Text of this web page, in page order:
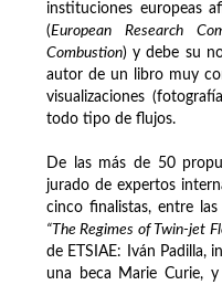
instituciones europeas
(European Research
Combustion) y debe su
autor de un libro muy
visualizaciones
todo tipo de flujos.
De las más de 50
jurado de expertos
cinco finalistas, entre
“The Regimes of Twin-jet
de ETSIAE: Iván Padilla,
una beca Marie Curie,